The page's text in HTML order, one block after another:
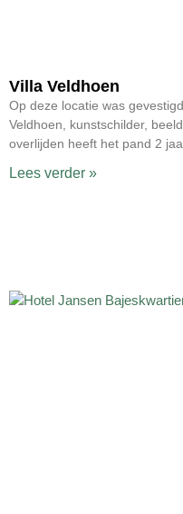
Villa Veldhoen
Op deze locatie was
Veldhoen, kunstschilder,
overlijden heeft het pand 2
Lees verder »